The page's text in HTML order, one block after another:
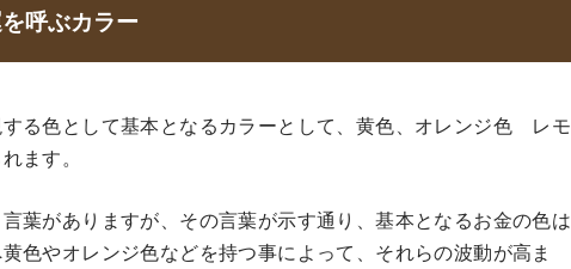
呼ぶカラー
る色として基本となるカラーとして、黄色、オレンジ色 レモ
ます。
葉がありますが、その言葉が示す通り、基本となるお金の色は
色やオレンジ色などを持つ事によって、それらの波動が高ま